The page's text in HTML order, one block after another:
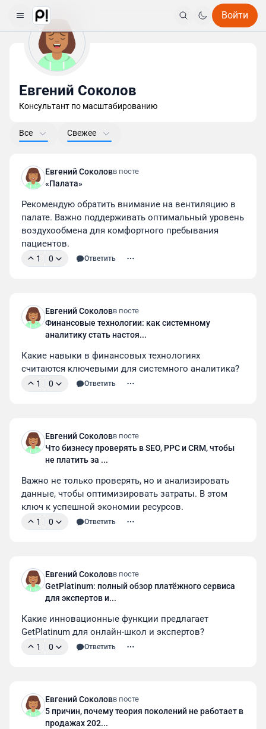
Войти
Евгений Соколов
Консультант по масштабированию
Все Свежее
Евгений Соколовв посте
«Палата»
Рекомендую обратить внимание на вентиляцию в
палате. Важно поддерживать оптимальный уровень
воздухообмена для комфортного пребывания
пациентов.
1 0 Ответить
Евгений Соколовв посте
Финансовые технологии: как системному
аналитику стать настоя...
Какие навыки в финансовых технологиях
считаются ключевыми для системного аналитика?
1 0 Ответить
Евгений Соколовв посте
Что бизнесу проверять в SEO, PPC и CRM, чтобы
не платить за ...
Важно не только проверять, но и анализировать
данные, чтобы оптимизировать затраты. В этом
ключ к успешной экономии ресурсов.
1 0 Ответить
Евгений Соколовв посте
GetPlatinum: полный обзор платёжного сервиса
для экспертов и...
Какие инновационные функции предлагает
GetPlatinum для онлайн-школ и экспертов?
1 0 Ответить
Евгений Соколовв посте
5 причин, почему теория поколений не работает в
продажах 202...